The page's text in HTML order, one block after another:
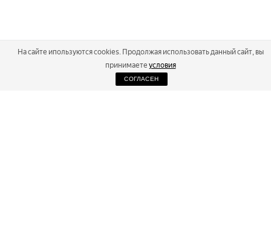
2026
На сайте ипользуются cookies. Продолжая использовать данный сайт, вы
принимаете условия
СОГЛАСЕН